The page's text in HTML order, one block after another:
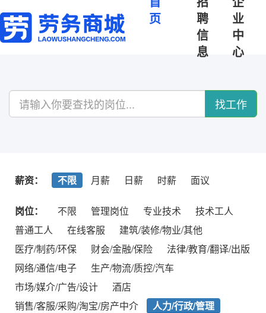
页
聘
信
息
业
中
心
找工作
薪资： 不限 月薪 日薪 时薪 面议
岗位： 不限 管理岗位 专业技术
技术工人
普通工人
在线客服
建筑/装修/物业/其他
医疗/制药/环保
财会/金融/保险
法律/教育/翻译/出版
网络/通信/电子
生产/物流/质控/汽车
市场/媒介/广告/设计
酒店
销售/客服/采购/淘宝/房产中介
人力/行政/管理